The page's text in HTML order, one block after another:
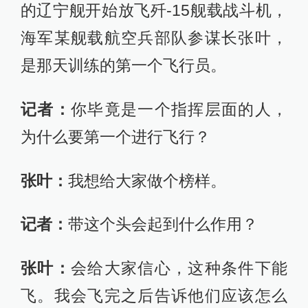
的辽宁舰开始放飞歼-15舰载战斗机，
海军某舰载航空兵部队参谋长张叶，
是那天训练的第一个飞行员。
记者： 你毕竟是一个指挥层面的人，
为什么要第一个进行飞行？
张叶： 我想给大家做个榜样。
记者： 带这个头会起到什么作用？
张叶： 会给大家信心，这种条件下能
飞。我会飞完之后告诉他们应该怎么